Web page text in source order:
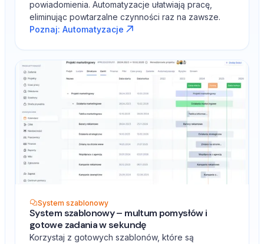
powiadomienia. Automatyzacje ułatwiają pracę,
eliminując powtarzalne czynności raz na zawsze.
Poznaj: Automatyzacje
System szablonowy
System szablonowy – multum pomysłów i
gotowe zadania w sekundę
Korzystaj z gotowych szablonów, które są